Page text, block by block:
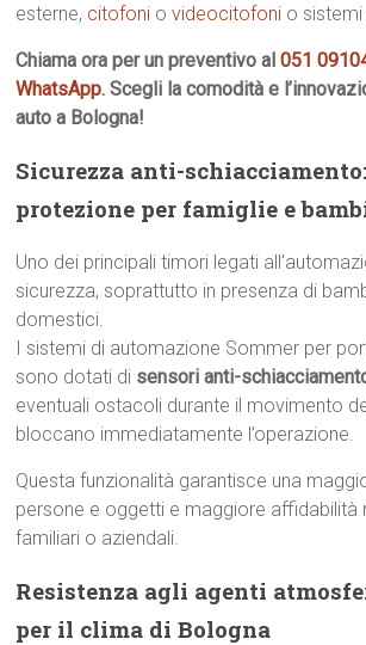
esterne, citofoni ovideocitofoni o
Chiama ora per un preventivo al051
WhatsApp. Scegli la comodità e
auto a Bologna!
Sicurezza anti-
protezione per famiglie e
Uno dei principali timori legati
sicurezza, soprattutto in presenza di
domestici.
I sistemi di automazione Sommer per
sono dotati di sensori anti-
eventuali ostacoli durante il movimento
bloccano immediatamente l’operazione.
Questa funzionalità garantisce una
persone e oggetti e maggiore affidabilità
familiari o aziendali.
Resistenza agli agenti
per il clima di Bologna